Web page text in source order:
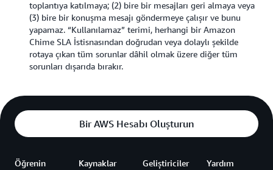
toplantıya katılmaya; (2) bire bir mesajları geri almaya veya
(3) bire bir konuşma mesajı göndermeye çalışır ve bunu
yapamaz. “Kullanılamaz” terimi, herhangi bir Amazon
Chime SLA İstisnasından doğrudan veya dolaylı şekilde
rotaya çıkan tüm sorunlar dâhil olmak üzere diğer tüm
sorunları dışarıda bırakır.
Bir AWS Hesabı Oluşturun
Öğrenin Kaynaklar Geliştiriciler Yardım